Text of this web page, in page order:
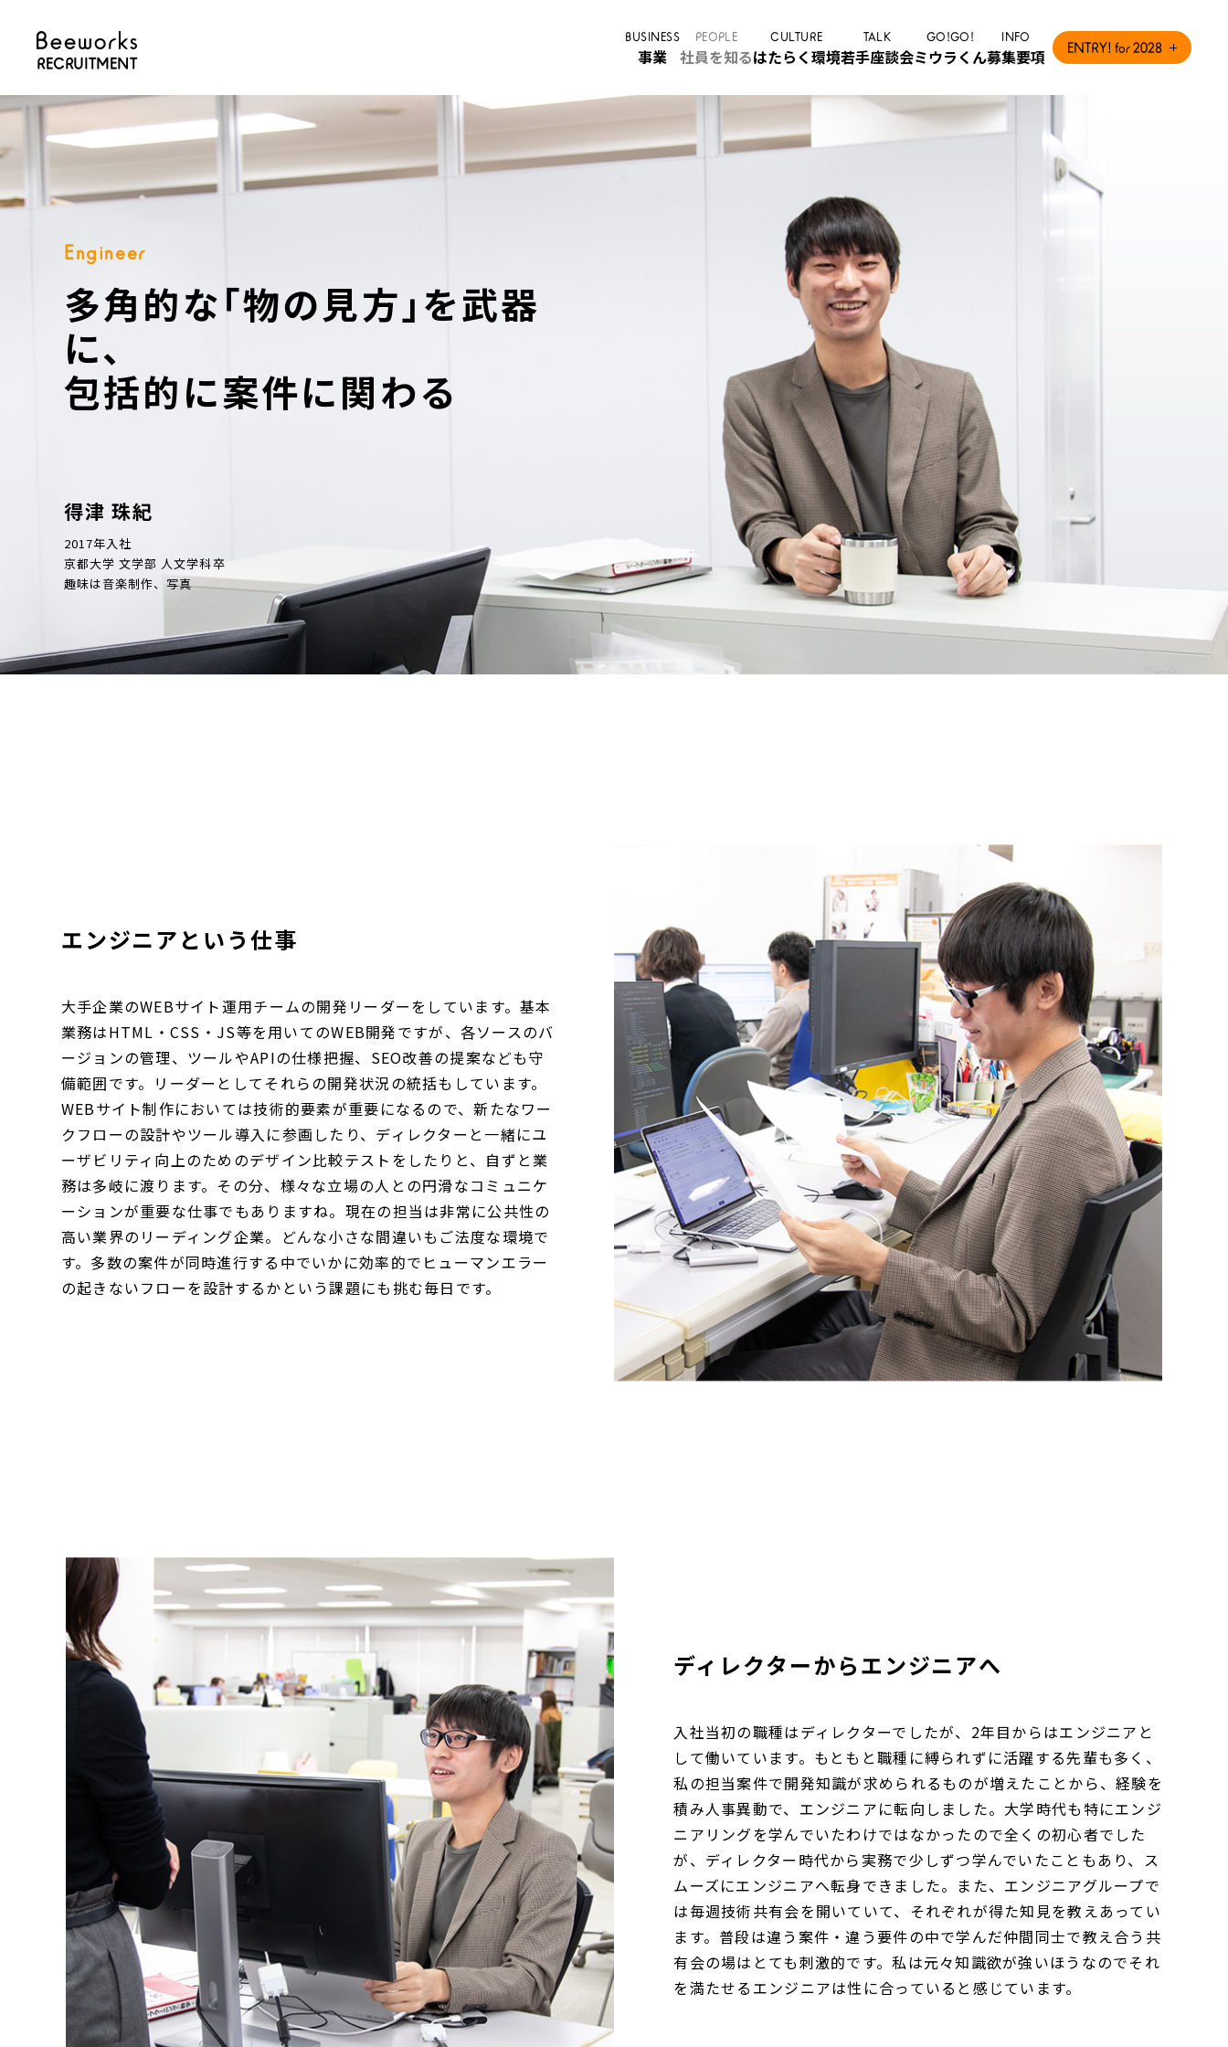
RECRUITMENT
BUSINESS
事業
PEOPLE
社員を知る
CULTURE
はたらく環境
TALK
若手座談会
GO!GO!
ミウラくん
INFO
募集要項 ENTRY! for 2028
Engineer
多角的な｢物の見方｣を武器
に、
包括的に案件に関わる
得津 珠紀
2017年入社
京都大学 文学部 人文学科卒
趣味は音楽制作、写真
エンジニアという仕事
大手企業のWEBサイト運用チームの開発リーダーをしています。基本
業務はHTML・CSS・JS等を用いてのWEB開発ですが、各ソースのバ
ージョンの管理、ツールやAPIの仕様把握、SEO改善の提案なども守
備範囲です。リーダーとしてそれらの開発状況の統括もしています。
WEBサイト制作においては技術的要素が重要になるので、新たなワー
クフローの設計やツール導入に参画したり、ディレクターと一緒にユ
ーザビリティ向上のためのデザイン比較テストをしたりと、自ずと業
務は多岐に渡ります。その分、様々な立場の人との円滑なコミュニケ
ーションが重要な仕事でもありますね。現在の担当は非常に公共性の
高い業界のリーディング企業。どんな小さな間違いもご法度な環境で
す。多数の案件が同時進行する中でいかに効率的でヒューマンエラー
の起きないフローを設計するかという課題にも挑む毎日です。
ディレクターからエンジニアへ
入社当初の職種はディレクターでしたが、2年目からはエンジニアと
して働いています。もともと職種に縛られずに活躍する先輩も多く、
私の担当案件で開発知識が求められるものが増えたことから、経験を
積み人事異動で、エンジニアに転向しました。大学時代も特にエンジ
ニアリングを学んでいたわけではなかったので全くの初心者でした
が、ディレクター時代から実務で少しずつ学んでいたこともあり、ス
ムーズにエンジニアへ転身できました。また、エンジニアグループで
は毎週技術共有会を開いていて、それぞれが得た知見を教えあってい
ます。普段は違う案件・違う要件の中で学んだ仲間同士で教え合う共
有会の場はとても刺激的です。私は元々知識欲が強いほうなのでそれ
を満たせるエンジニアは性に合っていると感じています。